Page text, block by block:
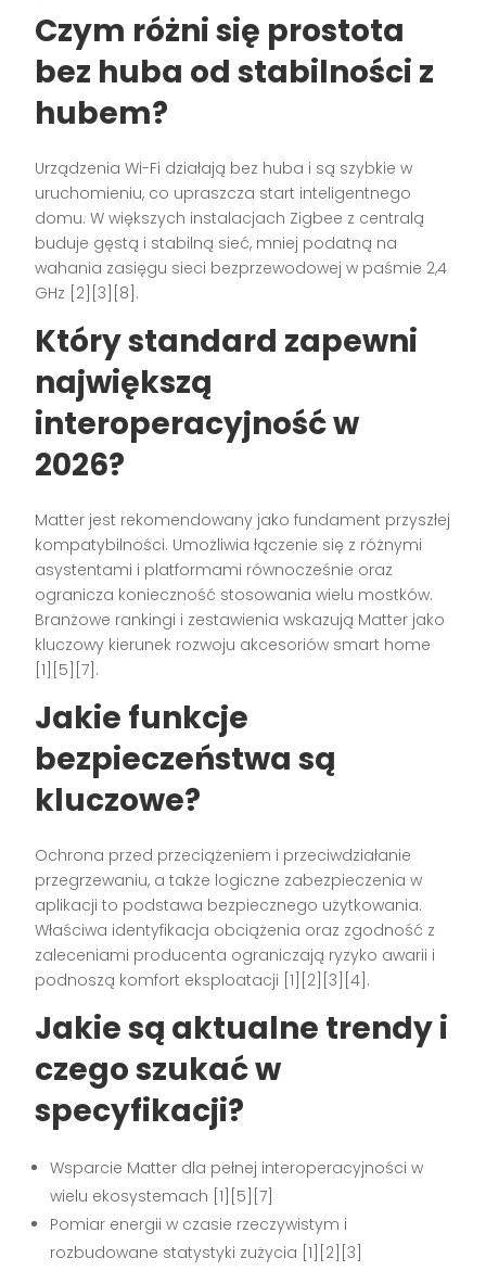
Czym różni się prostota
bez huba od stabilności z
hubem?
Urządzenia Wi-Fi działają bez huba i są szybkie w
uruchomieniu, co upraszcza start inteligentnego
domu. W większych instalacjach Zigbee z centralą
buduje gęstą i stabilną sieć, mniej podatną na
wahania zasięgu sieci bezprzewodowej w paśmie 2,4
GHz [2][3][8].
Który standard zapewni
największą
interoperacyjność w
2026?
Matter jest rekomendowany jako fundament przyszłej
kompatybilności. Umożliwia łączenie się z różnymi
asystentami i platformami równocześnie oraz
ogranicza konieczność stosowania wielu mostków.
Branżowe rankingi i zestawienia wskazują Matter jako
kluczowy kierunek rozwoju akcesoriów smart home
[1][5][7].
Jakie funkcje
bezpieczeństwa są
kluczowe?
Ochrona przed przeciążeniem i przeciwdziałanie
przegrzewaniu, a także logiczne zabezpieczenia w
aplikacji to podstawa bezpiecznego użytkowania.
Właściwa identyfikacja obciążenia oraz zgodność z
zaleceniami producenta ograniczają ryzyko awarii i
podnoszą komfort eksploatacji [1][2][3][4].
Jakie są aktualne trendy i
czego szukać w
specyfikacji?
Wsparcie Matter dla pełnej interoperacyjności w
wielu ekosystemach [1][5][7]
Pomiar energii w czasie rzeczywistym i
rozbudowane statystyki zużycia [1][2][3]